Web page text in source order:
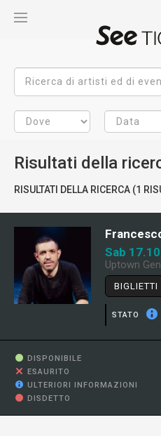
Risultati della
RISULTATI DELLA RICERCA (1
Sab
Uptown
BIGLIETTI
STATO
DISPONIBILE
ESAURITO
ULTERIORI INFORMAZIONI
DISDETTO